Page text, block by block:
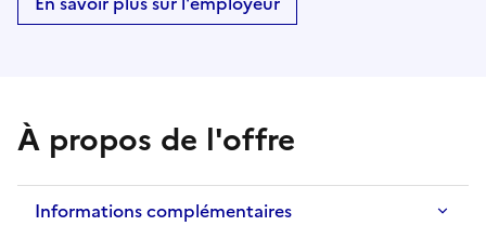
À propos de l'offre
Informations complémentaires